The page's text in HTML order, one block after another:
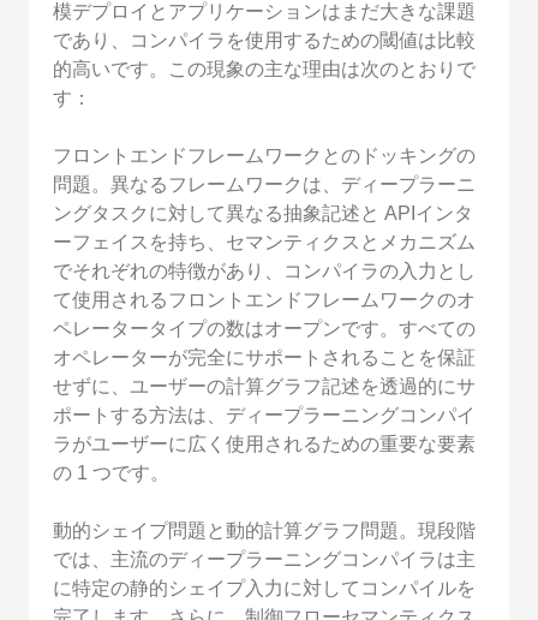
模デプロイとアプリケーションはまだ大きな課題
であり、コンパイラを使用するための閾値は比較
的高いです。この現象の主な理由は次のとおりで
す：
フロントエンドフレームワークとのドッキングの
問題。異なるフレームワークは、ディープラーニ
ングタスクに対して異なる抽象記述と APIインタ
ーフェイスを持ち、セマンティクスとメカニズム
でそれぞれの特徴があり、コンパイラの入力とし
て使用されるフロントエンドフレームワークのオ
ペレータータイプの数はオープンです。すべての
オペレーターが完全にサポートされることを保証
せずに、ユーザーの計算グラフ記述を透過的にサ
ポートする方法は、ディープラーニングコンパイ
ラがユーザーに広く使用されるための重要な要素
の 1 つです。
動的シェイプ問題と動的計算グラフ問題。現段階
では、主流のディープラーニングコンパイラは主
に特定の静的シェイプ入力に対してコンパイルを